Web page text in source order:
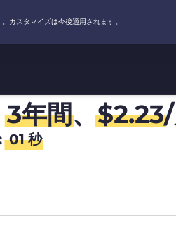
3年間、$2.23/
00秒